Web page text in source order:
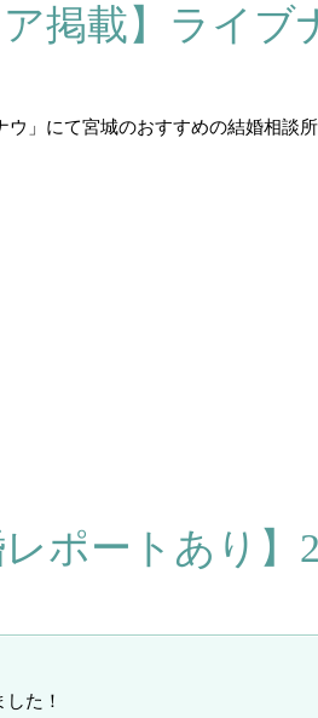
ア掲載】ライ
」にて宮城のおすすめの結婚相談
レポートあり
た！